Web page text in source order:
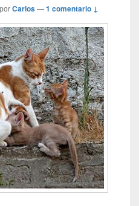
porCarlos—1 comentario ↓